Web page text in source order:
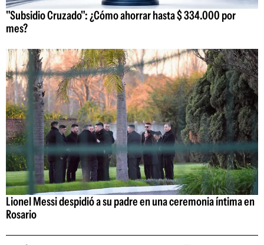
"Subsidio Cruzado": ¿Cómo ahorrar hasta $ 334.000 por
mes?
Lionel Messi despidió a su padre en una ceremonia íntima en
Rosario